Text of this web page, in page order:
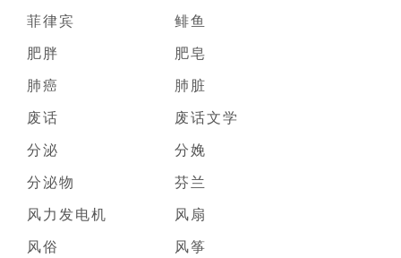
菲律宾
鲱鱼
肥胖
肥皂
肺癌
肺脏
废话
废话文学
分泌
分娩
分泌物
芬兰
风力发电机
风扇
风俗
风筝